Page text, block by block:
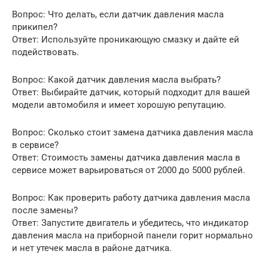
Вопрос: Что делать, если датчик давления масла
прикипел?
Ответ: Используйте проникающую смазку и дайте ей
подействовать.
Вопрос: Какой датчик давления масла выбрать?
Ответ: Выбирайте датчик, который подходит для вашей
модели автомобиля и имеет хорошую репутацию.
Вопрос: Сколько стоит замена датчика давления масла
в сервисе?
Ответ: Стоимость замены датчика давления масла в
сервисе может варьироваться от 2000 до 5000 рублей.
Вопрос: Как проверить работу датчика давления масла
после замены?
Ответ: Запустите двигатель и убедитесь, что индикатор
давления масла на приборной панели горит нормально
и нет утечек масла в районе датчика.